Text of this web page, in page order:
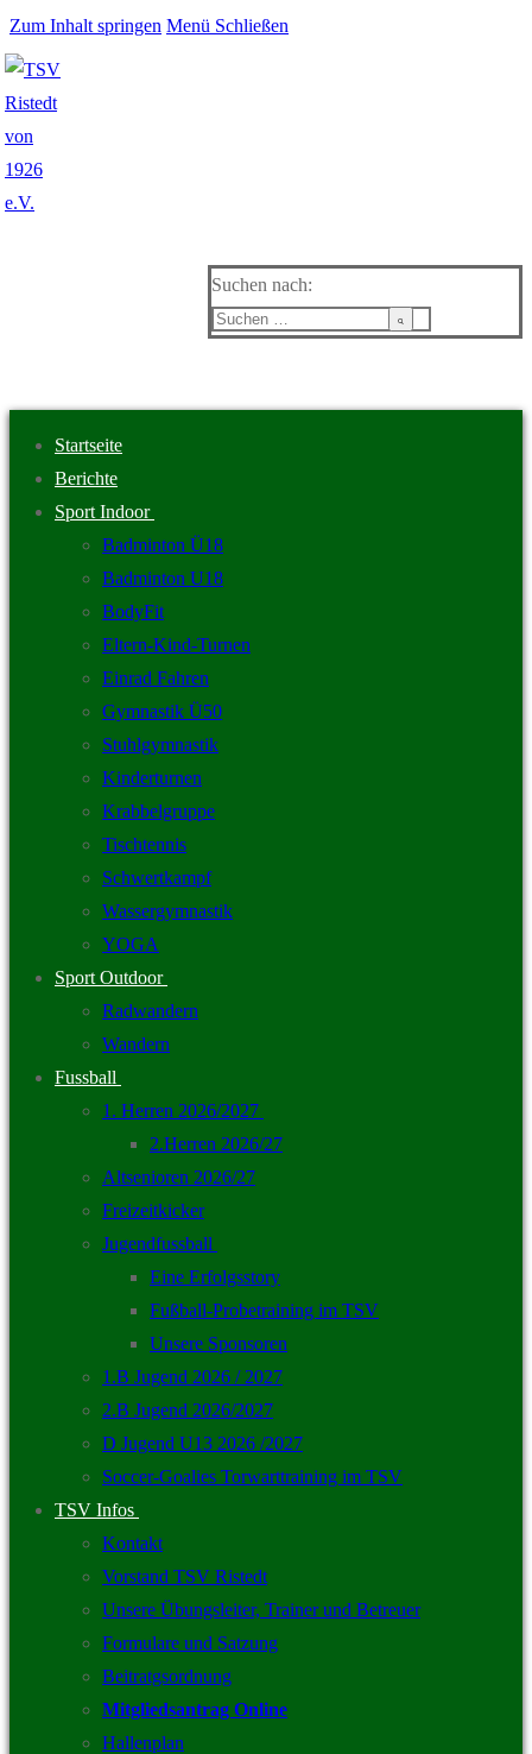
Zum Inhalt springen Menü Schließen
Suchen nach:
Startseite
Berichte
Sport Indoor
Badminton Ü18
Badminton U18
BodyFit
Eltern-Kind-Turnen
Einrad Fahren
Gymnastik Ü50
Stuhlgymnastik
Kinderturnen
Krabbelgruppe
Tischtennis
Schwertkampf
Wassergymnastik
YOGA
Sport Outdoor
Radwandern
Wandern
Fussball
1. Herren 2026/2027
2.Herren 2026/27
Altsenioren 2026/27
Freizeitkicker
Jugendfussball
Eine Erfolgsstory
Fußball-Probetraining im TSV
Unsere Sponsoren
1.B Jugend 2026 / 2027
2.B Jugend 2026/2027
D Jugend U13 2026 /2027
Soccer-Goalies Torwarttraining im TSV
TSV Infos
Kontakt
Vorstand TSV Ristedt
Unsere Übungsleiter, Trainer und Betreuer
Formulare und Satzung
Beitratgsordnung
Mitgliedsantrag Online
Hallenplan